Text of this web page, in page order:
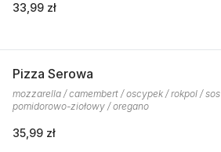
33,99 zł
Pizza Serowa
mozzarella / camembert / oscypek / rokpol / sos
pomidorowo-ziołowy / oregano
35,99 zł